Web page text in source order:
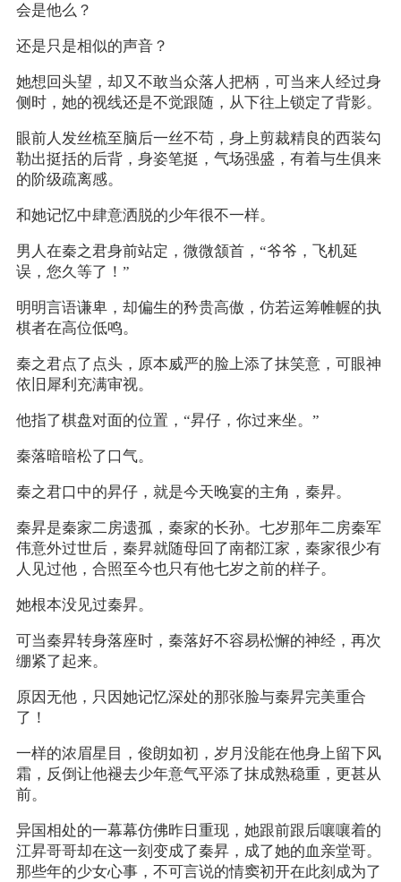
会是他么？
还是只是相似的声音？
她想回头望，却又不敢当众落人把柄，可当来人经过身
侧时，她的视线还是不觉跟随，从下往上锁定了背影。
眼前人发丝梳至脑后一丝不苟，身上剪裁精良的西装勾
勒出挺括的后背，身姿笔挺，气场强盛，有着与生俱来
的阶级疏离感。
和她记忆中肆意洒脱的少年很不一样。
男人在秦之君身前站定，微微颔首，“爷爷，飞机延
误，您久等了！”
明明言语谦卑，却偏生的矜贵高傲，仿若运筹帷幄的执
棋者在高位低鸣。
秦之君点了点头，原本威严的脸上添了抹笑意，可眼神
依旧犀利充满审视。
他指了棋盘对面的位置，“昇仔，你过来坐。”
秦落暗暗松了口气。
秦之君口中的昇仔，就是今天晚宴的主角，秦昇。
秦昇是秦家二房遗孤，秦家的长孙。七岁那年二房秦军
伟意外过世后，秦昇就随母回了南都江家，秦家很少有
人见过他，合照至今也只有他七岁之前的样子。
她根本没见过秦昇。
可当秦昇转身落座时，秦落好不容易松懈的神经，再次
绷紧了起来。
原因无他，只因她记忆深处的那张脸与秦昇完美重合
了！
一样的浓眉星目，俊朗如初，岁月没能在他身上留下风
霜，反倒让他褪去少年意气平添了抹成熟稳重，更甚从
前。
异国相处的一幕幕仿佛昨日重现，她跟前跟后嚷嚷着的
江昇哥哥却在这一刻变成了秦昇，成了她的血亲堂哥。
那些年的少女心事，不可言说的情窦初开在此刻成为了